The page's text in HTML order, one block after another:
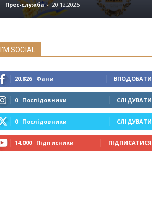
Прес-служба - 20.12.2025
I'M SOCIAL
20,826 Фани ВПОДОБАТИ
0 Послідовники СЛІДУВАТИ
0 Послідовники СЛІДУВАТИ
14,000 Підписники ПІДПИСАТИСЯ